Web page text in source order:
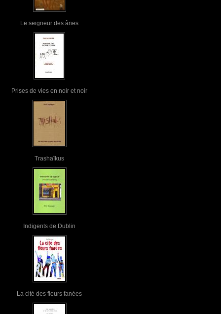
Le seigneur des ânes
Prises de vies en noir et noir
Trashaïkus
Indigents de Dublin
La cité des fleurs fanées